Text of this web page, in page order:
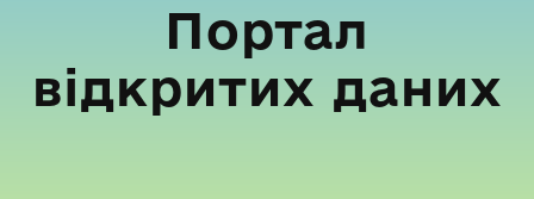
Портал
відкритих даних